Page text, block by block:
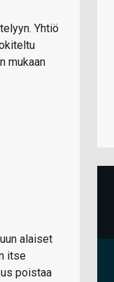
Yhtiö
mukaan
alaiset
itse
poistaa